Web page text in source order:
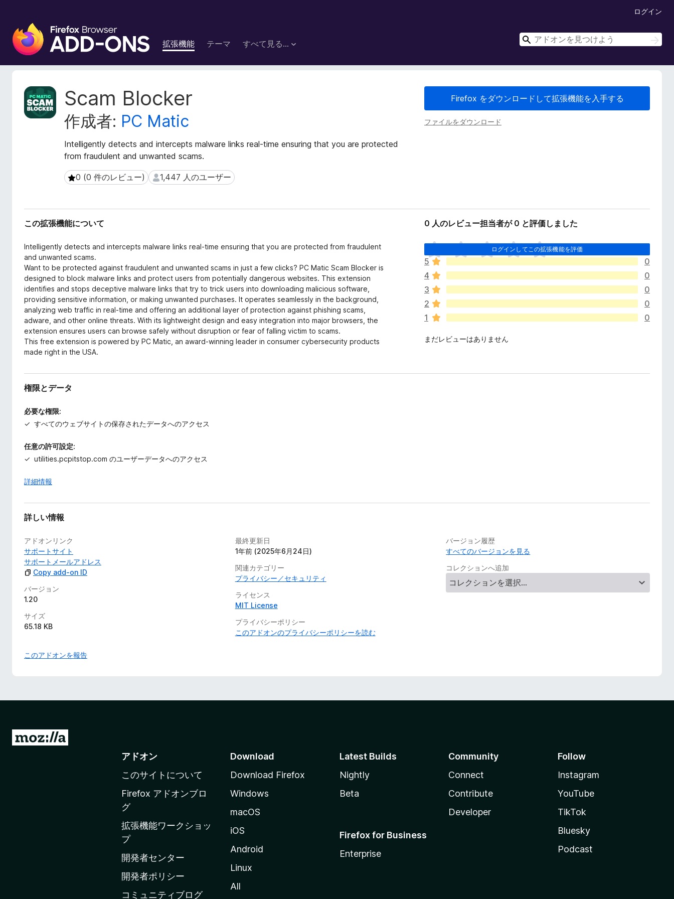
F
i
e
拡張機能 テーマ すべて見る...
ログイン
検
検
索
Scam Blocker
作成者: PC Matic
Intelligently detects and intercepts malware links real-time ensuring that you are protected
from fraudulent and unwanted scams.
0 (0 件のレビュー)
0 (0 件のレビュー) 1,447 人のユーザー
1,447 人のユーザー
Firefox をダウンロードして拡張機能を入手する
ファイルをダウンロード
拡
張
機
この拡張機能について
Intelligently detects and intercepts malware links real-time ensuring that you are protected from fraudulent
and unwanted scams.
Want to be protected against fraudulent and unwanted scams in just a few clicks? PC Matic Scam Blocker is
designed to block malware links and protect users from potentially dangerous websites. This extension
identifies and stops deceptive malware links that try to trick users into downloading malicious software,
providing sensitive information, or making unwanted purchases. It operates seamlessly in the background,
analyzing web traffic in real-time and offering an additional layer of protection against phishing scams,
adware, and other online threats. With its lightweight design and easy integration into major browsers, the
extension ensures users can browse safely without disruption or fear of falling victim to scams.
This free extension is powered by PC Matic, an award-winning leader in consumer cybersecurity products
made right in the USA.
0 人のレビュー担当者が 0 と評価しました
ログインしてこの拡張機能を評価
ま
だ
評
価
さ
れ
て
い
せ
5
0
4
0
3
0
2
0
1
0
まだレビューはありません
権限とデータ
必要な権限:
すべてのウェブサイトの保存されたデータへのアクセス
任意の許可設定:
utilities.pcpitstop.com のユーザーデータへのアクセス
詳細情報
詳しい情報
アドオンリンク
サポートサイト
サポートメールアドレス
Copy add-on ID
バージョン
1.20
サイズ
65.18 KB
最終更新日
1年前 (2025年6月24日)
関連カテゴリー
プライバシー／セキュリティ
ライセンス
MIT License
プライバシーポリシー
このアドオンのプライバシーポリシーを読む
バージョン履歴
すべてのバージョンを見る
コレクションへ追加
このアドオンを報告
M
アドオン
このサイトについて
Firefox アドオンブロ
グ
拡張機能ワークショッ
プ
開発者センター
開発者ポリシー
コミュニティブログ
Download
Download Firefox
Windows
macOS
iOS
Android
Linux
All
Latest Builds
Nightly
Beta
Firefox for Business
Enterprise
Community
Connect
Contribute
Developer
Follow
Instagram
YouTube
TikTok
Bluesky
Podcast